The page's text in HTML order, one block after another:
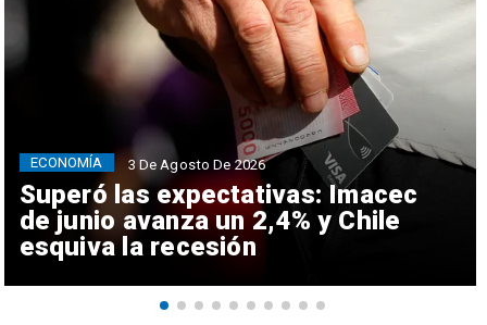
Superó las expectativas: Imacec
de junio avanza un 2,4% y Chile
esquiva la recesión
ECONOMÍA 3 De Agosto De 2026